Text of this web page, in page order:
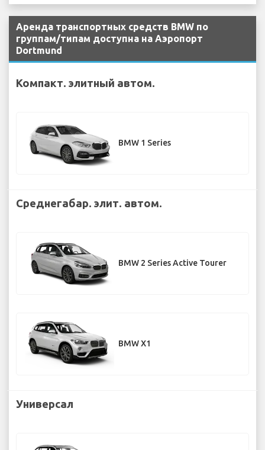
Аренда транспортных средств BMW по
группам/типам доступна на Аэропорт
Dortmund
Компакт. элитный автом.
BMW 1 Series
Среднегабар. элит. автом.
BMW 2 Series Active Tourer
BMW X1
Универсал